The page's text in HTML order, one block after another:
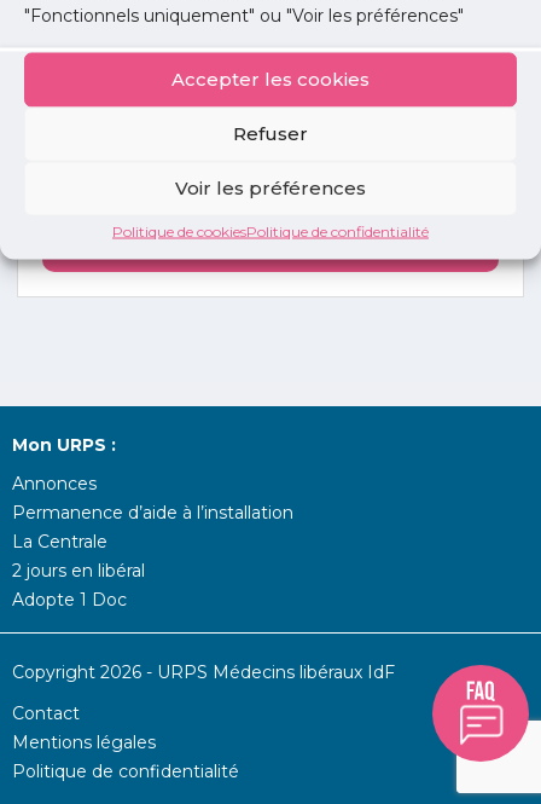
"Fonctionnels uniquement" ou "Voir les préférences"
Accepter les cookies
Refuser
Voir les préférences
Politique de cookiesPolitique de confidentialité
annonces
Mon URPS :
Annonces
Permanence d’aide à l’installation
La Centrale
2 jours en libéral
Adopte 1 Doc
Copyright 2026 - URPS Médecins libéraux IdF
Contact
Mentions légales
Politique de confidentialité